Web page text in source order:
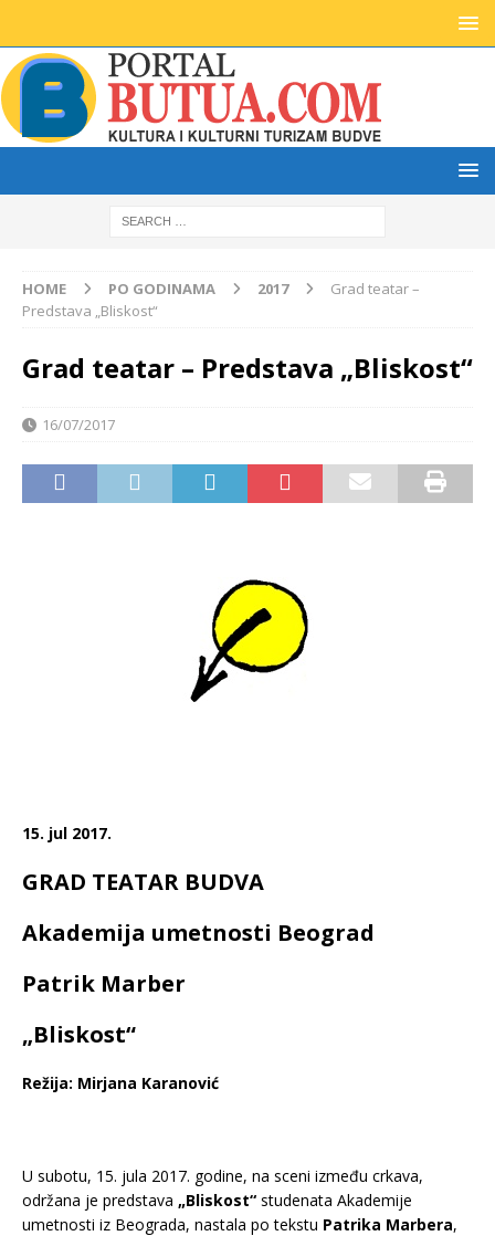
HOME PO GODINAMA 2017
Grad teatar –
Predstava „Bliskost“
Grad teatar – Predstava „Bliskost“
16/07/2017
15. jul 2017.
GRAD TEATAR BUDVA
Akademija umetnosti Beograd
Patrik Marber
„Bliskost“
Režija: Mirjana Karanović
U subotu, 15. jula 2017. godine, na sceni između crkava,
održana je predstava „Bliskost“ studenata Akademije
umetnosti iz Beograda, nastala po tekstu Patrika Marbera,